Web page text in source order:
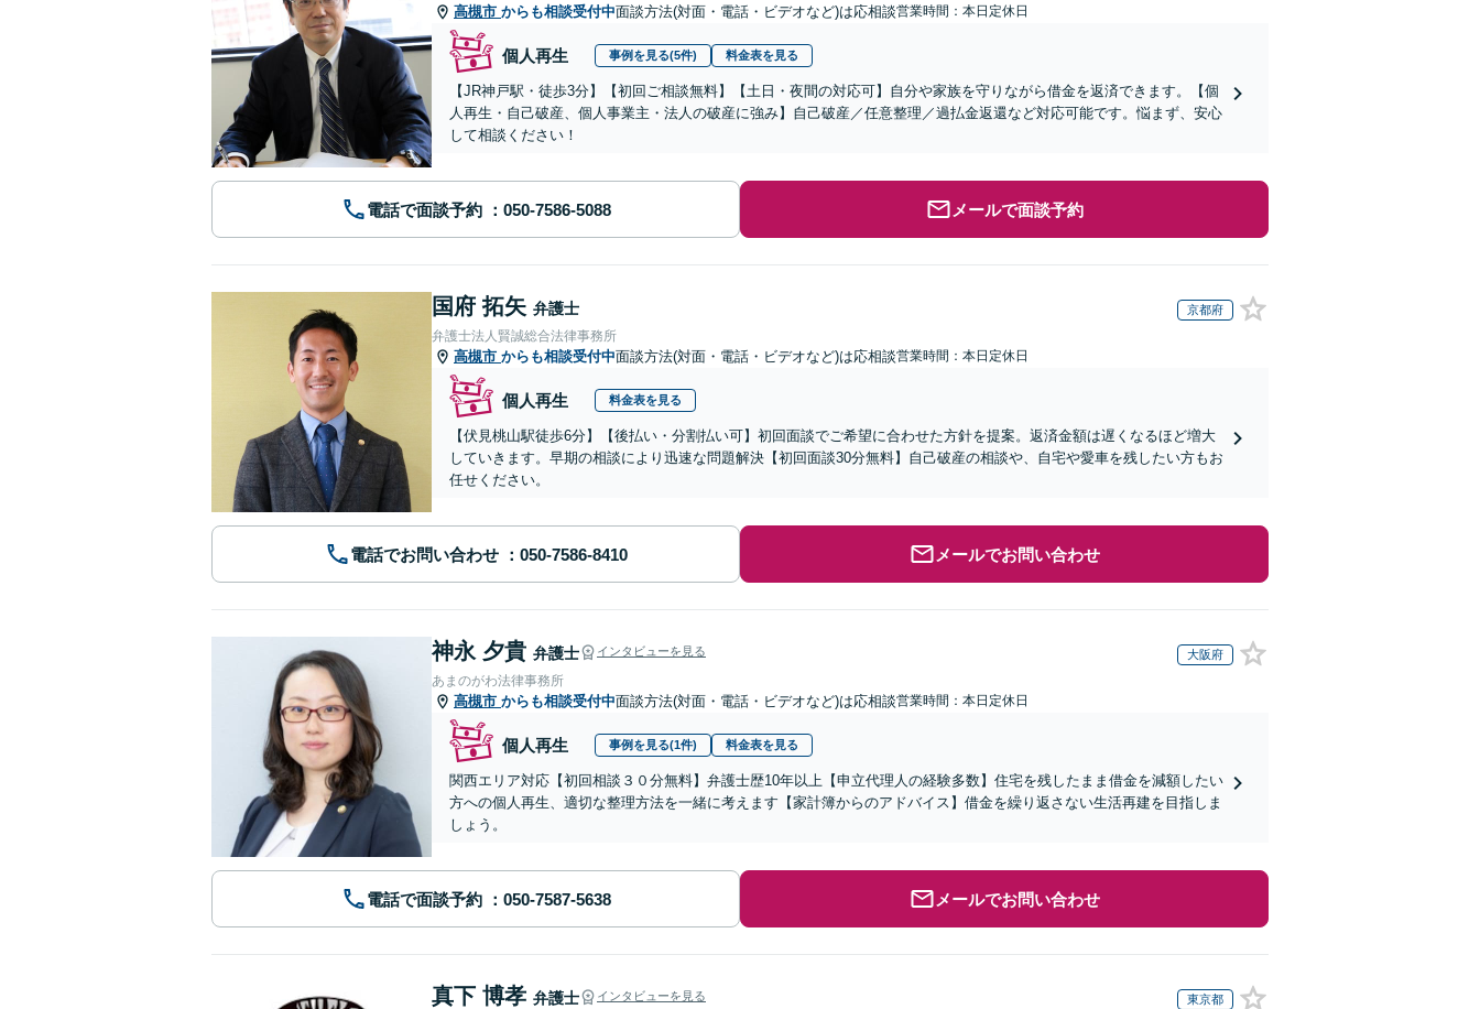
高槻市 からも相談受付中面談方法(対面・電話・ビデオなど)は応相談営業時間：本日定休日
個人再生 事例を見る(5件) 料金表を見る
【JR神戸駅・徒歩3分】【初回ご相談無料】【土日・夜間の対応可】自分や家族を守りながら借金を返済できます。【個
人再生・自己破産、個人事業主・法人の破産に強み】自己破産／任意整理／過払金返還など対応可能です。悩まず、安心
して相談ください！
電話で面談予約 メールで面談予約
国府 拓矢 弁護士 京都府
弁護士法人賢誠総合法律事務所
高槻市 からも相談受付中面談方法(対面・電話・ビデオなど)は応相談営業時間：本日定休日
個人再生 料金表を見る
【伏見桃山駅徒歩6分】【後払い・分割払い可】初回面談でご希望に合わせた方針を提案。返済金額は遅くなるほど増大
していきます。早期の相談により迅速な問題解決【初回面談30分無料】自己破産の相談や、自宅や愛車を残したい方もお
任せください。
電話でお問い合わせ メールでお問い合わせ
神永 夕貴 弁護士 インタビューを見る 大阪府
あまのがわ法律事務所
高槻市 からも相談受付中面談方法(対面・電話・ビデオなど)は応相談営業時間：本日定休日
個人再生 事例を見る(1件) 料金表を見る
関西エリア対応【初回相談３０分無料】弁護士歴10年以上【申立代理人の経験多数】住宅を残したまま借金を減額したい
方への個人再生、適切な整理方法を一緒に考えます【家計簿からのアドバイス】借金を繰り返さない生活再建を目指しま
しょう。
電話で面談予約 メールでお問い合わせ
真下 博孝 弁護士 インタビューを見る 東京都